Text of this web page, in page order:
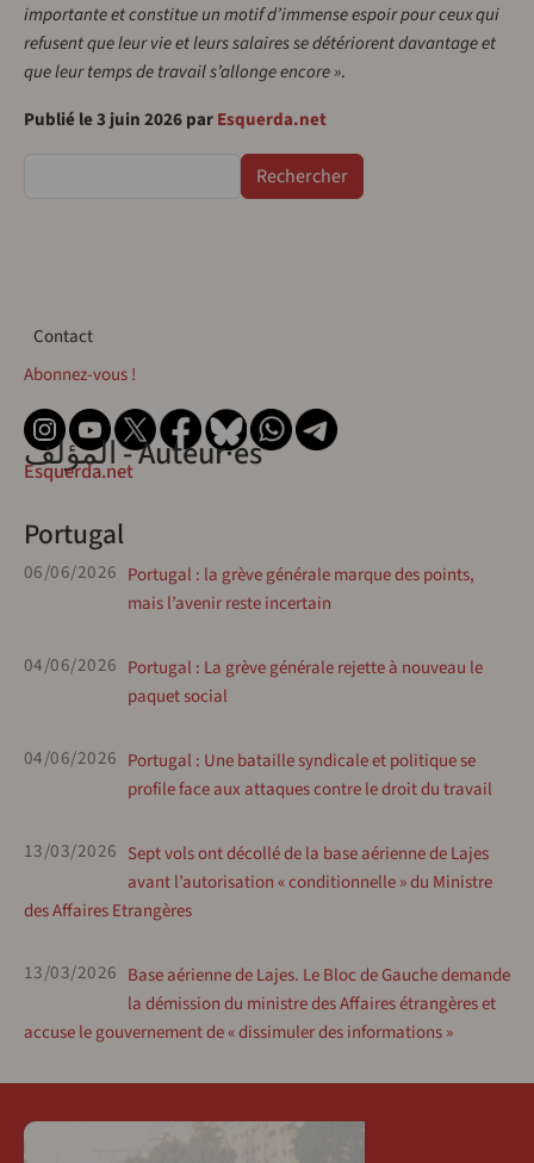
importante et constitue un motif d’immense espoir pour ceux qui
refusent que leur vie et leurs salaires se détériorent davantage et
que leur temps de travail s’allonge encore ».
Publié le 3 juin 2026 parEsquerda.net
Contact
Contact
Abonnez-vous !
المؤلف - Auteur·esEsquerda.net
Portugal
06/06/2026 Portugal : la grève générale marque des points,
mais l’avenir reste incertain
04/06/2026 Portugal : La grève générale rejette à nouveau le
paquet social
04/06/2026 Portugal : Une bataille syndicale et politique se
profile face aux attaques contre le droit du travail
13/03/2026 Sept vols ont décollé de la base aérienne de Lajes
avant l’autorisation « conditionnelle » du Ministre
des Affaires Etrangères
13/03/2026 Base aérienne de Lajes. Le Bloc de Gauche demande
la démission du ministre des Affaires étrangères et
accuse le gouvernement de « dissimuler des informations »